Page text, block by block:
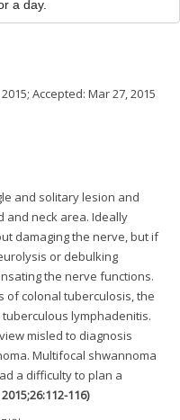
Hyoung Shin Lee
; Accepted: Mar 27, 2015
and solitary lesion and
and neck area. Ideally
damaging the nerve, but if
or debulking
the nerve functions.
of colonal tuberculosis, the
lymphadenitis.
misled to diagnosis
Multifocal shwannoma
a difficulty to plan a
116)
a day.